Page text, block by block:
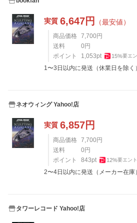
実質 6,647円 （最安値）
商品価格 7,700 円
送料
0 円
ポイント
1,053pt 15%要エ
1〜3日以内に発送（休業日を除く）
ネオウィング Yahoo!店
実質 6,857円
商品価格 7,700 円
送料
0 円
ポイント
843pt 12%要エン
2〜4日以内に発送（メーカー在庫
タワーレコード Yahoo!店